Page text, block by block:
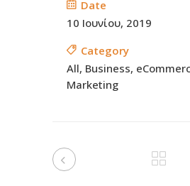
Date
10 Ιουνίου, 2019
Category
All, Business,
Marketing